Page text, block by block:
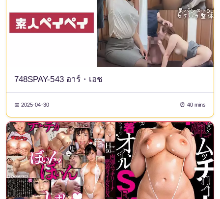
748SPAY-543 อาร์・เอช
📅 2025-04-30 ⏰ 40 mins